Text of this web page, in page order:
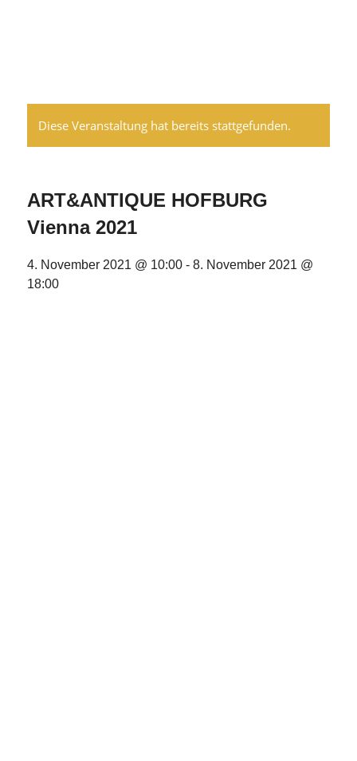
Diese Veranstaltung hat bereits stattgefunden.
ART&ANTIQUE HOFBURG
Vienna 2021
4. November 2021 @ 10:00- 8. November 2021 @
18:00